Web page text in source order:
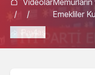
/
Videolar
/
Emekliler
Paylaş